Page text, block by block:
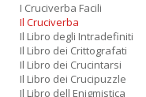
I Cruciverba Facili
Il Cruciverba
Il Libro degli Intradefiniti
Il Libro dei Crittografati
Il Libro dei Crucintarsi
Il Libro dei Crucipuzzle
Il Libro dell Enigmistica